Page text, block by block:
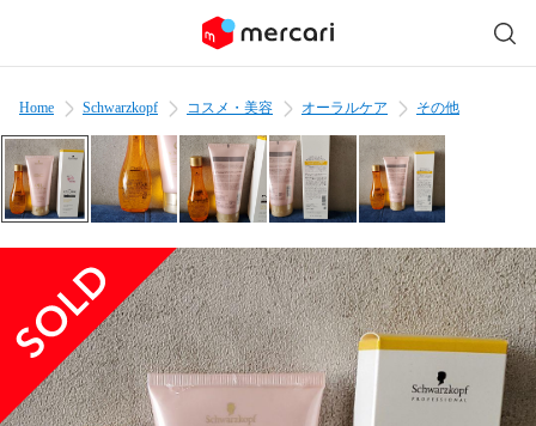
Home Schwarzkopf コスメ・美容 オーラルケア その他